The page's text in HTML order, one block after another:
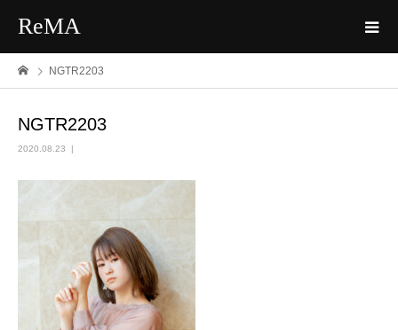
ReMA
NGTR2203
NGTR2203
2020.08.23